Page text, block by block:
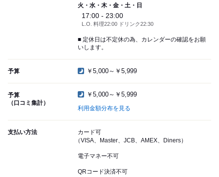
火・水・木・金・土・日
17:00 - 23:00
L.O. 料理22:00 ドリンク22:30
■ 定休日は不定休の為、カレンダーの確認をお願
いします。
予算 ￥5,000～￥5,999
予算
（口コミ集計）
￥5,000～￥5,999
利用金額分布を見る
支払い方法
カード可
（VISA、Master、JCB、AMEX、Diners）
電子マネー不可
QRコード決済不可